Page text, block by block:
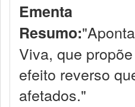
Ementa
Resumo:
Viva, que
efeito reverso
afetados."